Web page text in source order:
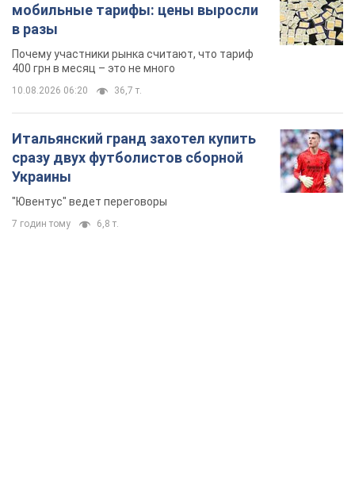
мобильные тарифы: цены выросли
в разы
Почему участники рынка считают, что тариф
400 грн в месяц – это не много
10.08.2026 06:20 36,7 т.
Итальянский гранд захотел купить
сразу двух футболистов сборной
Украины
"Ювентус" ведет переговоры
7 годин тому 6,8 т.